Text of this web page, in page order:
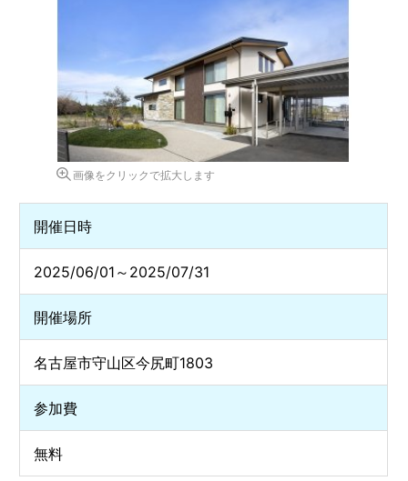
画像をクリックで拡大します
開催日時
2025/06/01～2025/07/31
開催場所
名古屋市守山区今尻町1803
参加費
無料